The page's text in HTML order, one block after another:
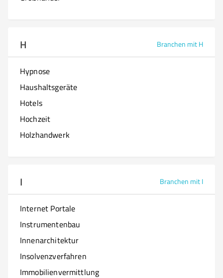
H Branchen mit H
Hypnose
Haushaltsgeräte
Hotels
Hochzeit
Holzhandwerk
I Branchen mit I
Internet Portale
Instrumentenbau
Innenarchitektur
Insolvenzverfahren
Immobilienvermittlung